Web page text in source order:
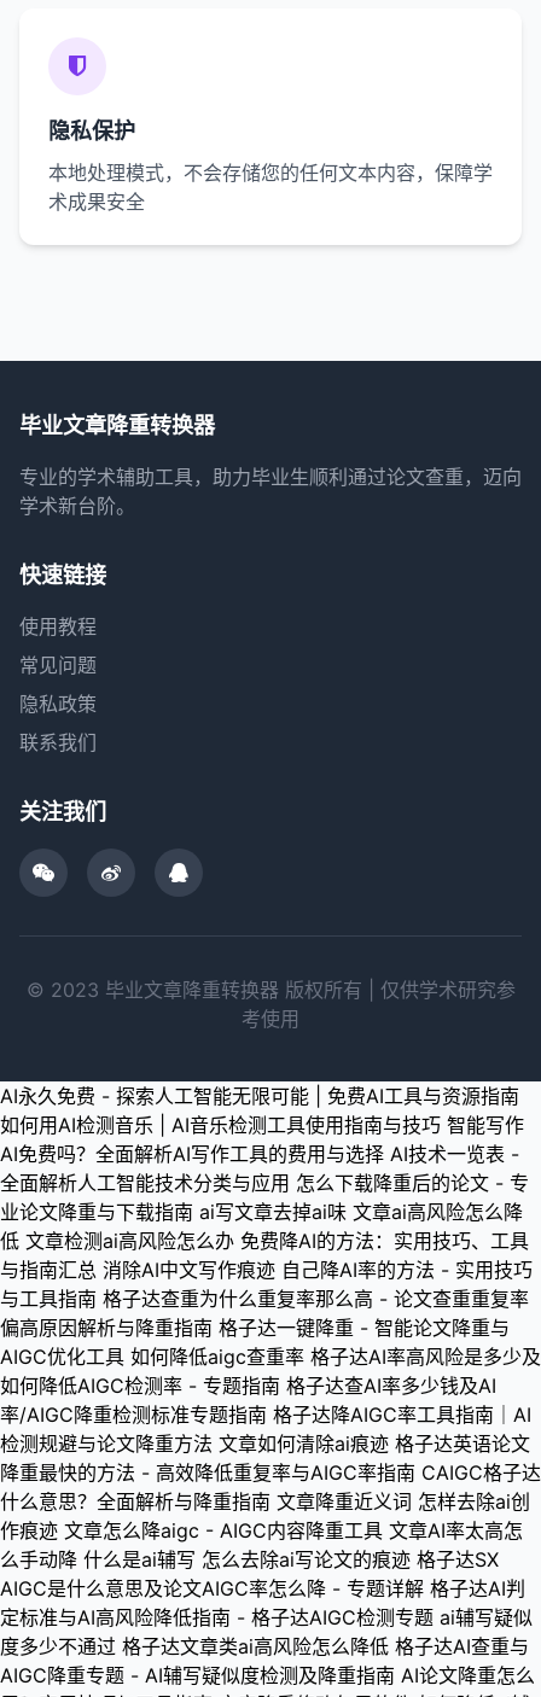
隐私保护
本地处理模式，不会存储您的任何文本内容，保障学
术成果安全
毕业文章降重转换器
专业的学术辅助工具，助力毕业生顺利通过论文查重，迈向
学术新台阶。
快速链接
使用教程
常见问题
隐私政策
联系我们
关注我们
© 2023 毕业文章降重转换器 版权所有 | 仅供学术研究参
考使用
AI永久免费 - 探索人工智能无限可能 | 免费AI工具与资源指南
如何用AI检测音乐 | AI音乐检测工具使用指南与技巧 智能写作
AI免费吗？全面解析AI写作工具的费用与选择 AI技术一览表 -
全面解析人工智能技术分类与应用 怎么下载降重后的论文 - 专
业论文降重与下载指南 ai写文章去掉ai味 文章ai高风险怎么降
低 文章检测ai高风险怎么办 免费降AI的方法：实用技巧、工具
与指南汇总 消除AI中文写作痕迹 自己降AI率的方法 - 实用技巧
与工具指南 格子达查重为什么重复率那么高 - 论文查重重复率
偏高原因解析与降重指南 格子达一键降重 - 智能论文降重与
AIGC优化工具 如何降低aigc查重率 格子达AI率高风险是多少及
如何降低AIGC检测率 - 专题指南 格子达查AI率多少钱及AI
率/AIGC降重检测标准专题指南 格子达降AIGC率工具指南｜AI
检测规避与论文降重方法 文章如何清除ai痕迹 格子达英语论文
降重最快的方法 - 高效降低重复率与AIGC率指南 CAIGC格子达
什么意思？全面解析与降重指南 文章降重近义词 怎样去除ai创
作痕迹 文章怎么降aigc - AIGC内容降重工具 文章AI率太高怎
么手动降 什么是ai辅写 怎么去除ai写论文的痕迹 格子达SX
AIGC是什么意思及论文AIGC率怎么降 - 专题详解 格子达AI判
定标准与AI高风险降低指南 - 格子达AIGC检测专题 ai辅写疑似
度多少不通过 格子达文章类ai高风险怎么降低 格子达AI查重与
AIGC降重专题 - AI辅写疑似度检测及降重指南 AI论文降重怎么